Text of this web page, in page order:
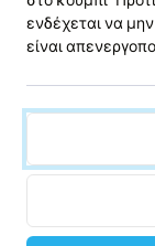
ενδέχεται να
είναι